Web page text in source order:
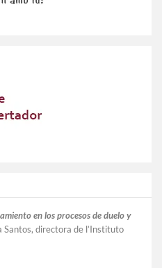
en los procesos de duelo y
Santos, directora de l’Instituto